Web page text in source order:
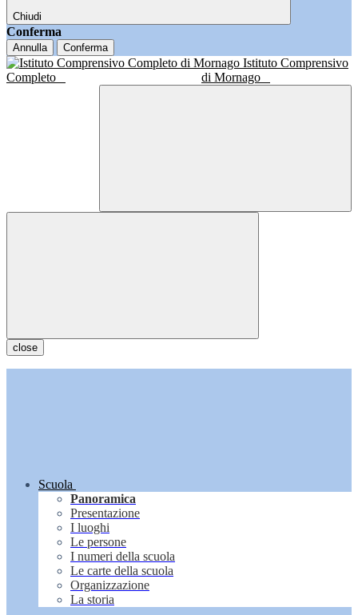
Chiudi
Conferma
Annulla Conferma
Istituto Comprensivo
Completo
di Mornago
close
Scuola
Panoramica
Presentazione
I luoghi
Le persone
I numeri della scuola
Le carte della scuola
Organizzazione
La storia